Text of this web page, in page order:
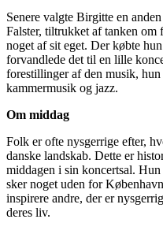
Senere valgte Birgitte en
Falster, tiltrukket af tanken
noget af sit eget. Der købte
forvandlede det til en lille
forestillinger af den musik,
kammermusik og jazz.
Om middag
Folk er ofte nysgerrige efter,
danske landskab. Dette er
middagen i sin koncertsal.
sker noget uden for
inspirere andre, der er
deres liv.